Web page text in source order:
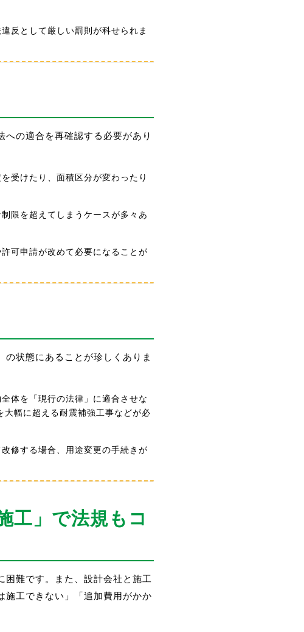
反として厳しい罰則が科せられま
の適合を再確認する必要があり
受けたり、面積区分が変わったり
限を超えてしまうケースが多々あ
可申請が改めて必要になることが
状態にあることが珍しくありま
体を「現行の法律」に適合させな
幅に超える耐震補強工事などが必
修する場合、用途変更の手続きが
工」で法規もコ
困難です。また、設計会社と施工
施工できない」「追加費用がかか